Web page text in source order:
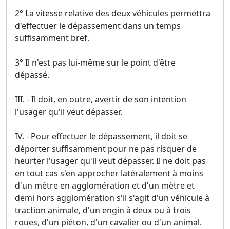
2° La vitesse relative des deux véhicules permettra
d'effectuer le dépassement dans un temps
suffisamment bref.
3° Il n'est pas lui-même sur le point d'être
dépassé.
III. - Il doit, en outre, avertir de son intention
l'usager qu'il veut dépasser.
IV. - Pour effectuer le dépassement, il doit se
déporter suffisamment pour ne pas risquer de
heurter l'usager qu'il veut dépasser. Il ne doit pas
en tout cas s'en approcher latéralement à moins
d'un mètre en agglomération et d'un mètre et
demi hors agglomération s'il s'agit d'un véhicule à
traction animale, d'un engin à deux ou à trois
roues, d'un piéton, d'un cavalier ou d'un animal.